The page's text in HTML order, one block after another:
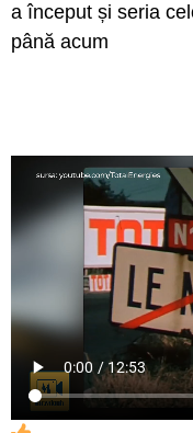
a început și seria
până acum